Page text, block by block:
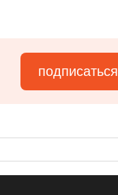
подписаться